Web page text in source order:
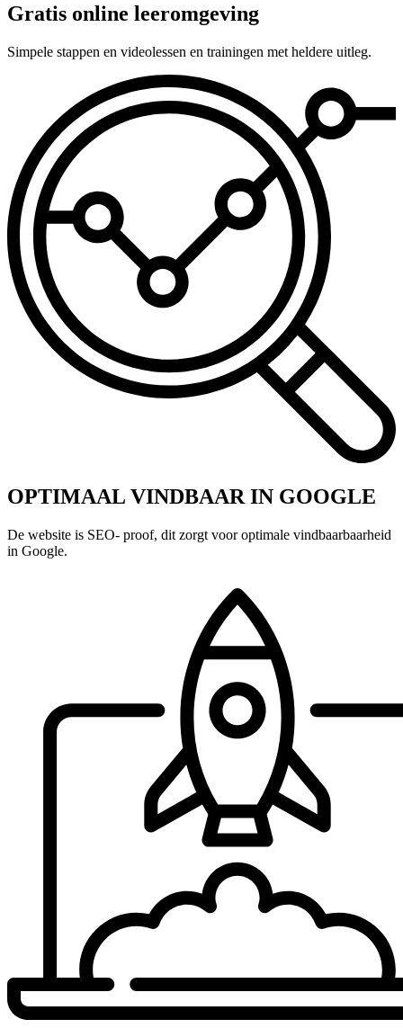
Gratis online leeromgeving
Simpele stappen en videolessen en trainingen met heldere uitleg.
OPTIMAAL VINDBAAR IN GOOGLE
De website is SEO- proof, dit zorgt voor optimale vindbaarbaarheid
in Google.